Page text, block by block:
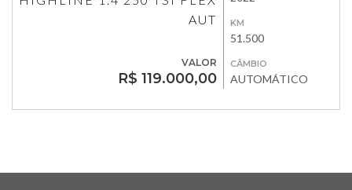
AUT
VALOR
R$ 119.000,00
KM
51.500
CÂMBIO
AUTOMÁTICO